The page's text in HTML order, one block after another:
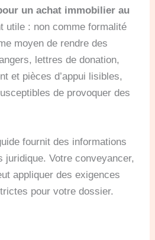
un achat immobilier au
utile : non comme formalité
moyen de rendre des
lettres de donation,
et pièces d’appui lisibles,
de provoquer des
fournit des informations
juridique. Votre conveyancer,
appliquer des exigences
pour votre dossier.